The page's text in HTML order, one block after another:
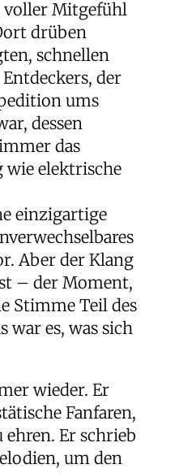
voller Mitgefühl
drüben
schnellen
der
ums
dessen
das
wie elektrische
einzigartige
Aber der Klang
– der Moment,
Stimme Teil des
war es, was sich
wieder. Er
Fanfaren,
ehren. Er schrieb
um den